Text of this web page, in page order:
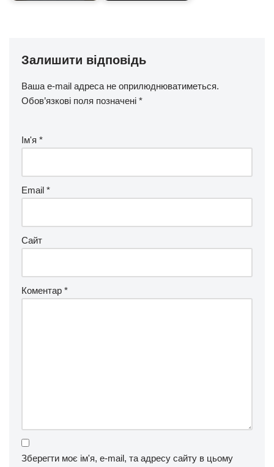
Залишити відповідь
Ваша e-mail адреса не оприлюднюватиметься.
Обов’язкові поля позначені *
Ім'я *
Email *
Сайт
Коментар *
Зберегти моє ім'я, e-mail, та адресу сайту в цьому